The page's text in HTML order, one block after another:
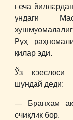
неча
ундаги
Руҳ
қилар эди.
Ўз креслоси
шундай деди:
― Бранхам
очиқлик бор.